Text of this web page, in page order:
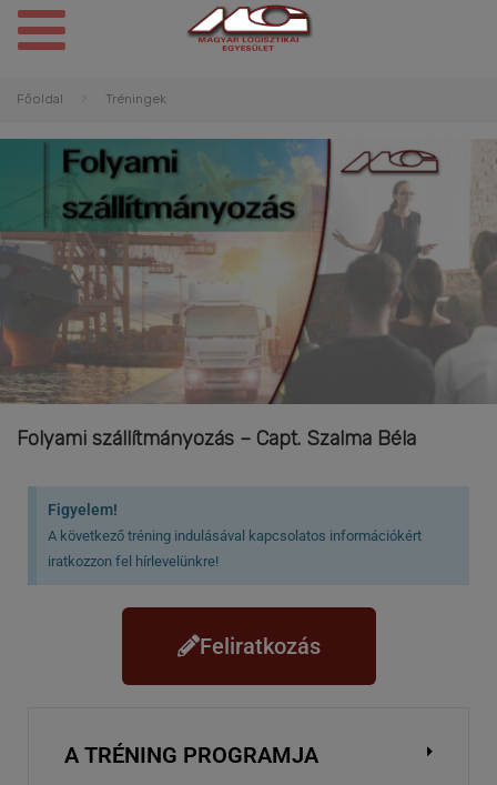
Főoldal Tréningek
Folyami szállítmányozás – Capt. Szalma Béla
Figyelem!
A következő tréning indulásával kapcsolatos információkért
iratkozzon fel hírlevelünkre!
Feliratkozás
A TRÉNING PROGRAMJA